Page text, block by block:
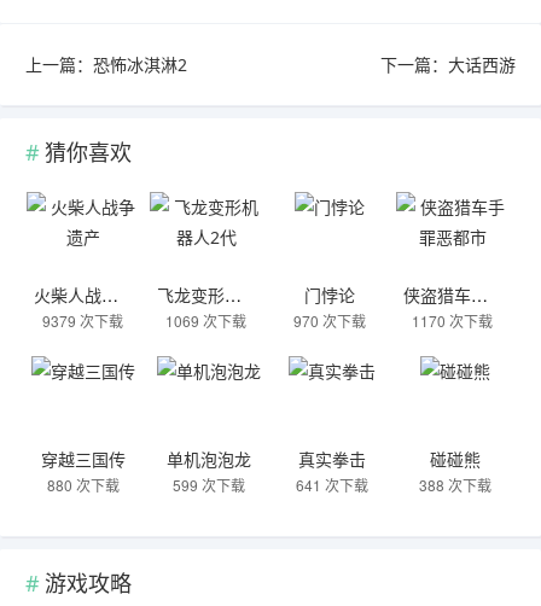
上一篇： 恐怖冰淇淋2 下一篇： 大话西游
猜你喜欢
火柴人战争遗产
9379 次下载
飞龙变形机器人2代
1069 次下载
门悖论
970 次下载
侠盗猎车手罪恶都市
1170 次下载
穿越三国传
880 次下载
单机泡泡龙
599 次下载
真实拳击
641 次下载
碰碰熊
388 次下载
游戏攻略